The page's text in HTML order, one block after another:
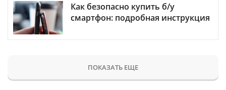
Как безопасно купить б/у
смартфон: подробная инструкция
ПОКАЗАТЬ ЕЩЕ